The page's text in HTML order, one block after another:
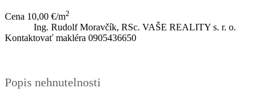
Cena 10,00 €/m2
Ing. Rudolf Moravčík, RSc. VAŠE REALITY s. r. o.
Kontaktovať makléra 0905436650
Popis nehnutelnosti